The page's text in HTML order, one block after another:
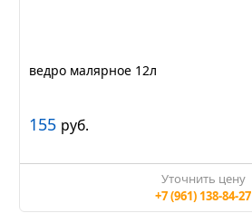
ведро малярное 12л
155 руб.
Уточнить цену
+7 (961) 138-84-27